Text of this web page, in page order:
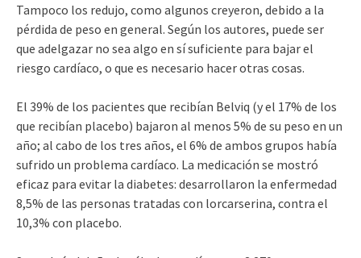
Tampoco los redujo, como algunos creyeron, debido a la
pérdida de peso en general. Según los autores, puede ser
que adelgazar no sea algo en sí suficiente para bajar el
riesgo cardíaco, o que es necesario hacer otras cosas.
El 39% de los pacientes que recibían Belviq (y el 17% de los
que recibían placebo) bajaron al menos 5% de su peso en un
año; al cabo de los tres años, el 6% de ambos grupos había
sufrido un problema cardíaco. La medicación se mostró
eficaz para evitar la diabetes: desarrollaron la enfermedad
8,5% de las personas tratadas con lorcarserina, contra el
10,3% con placebo.